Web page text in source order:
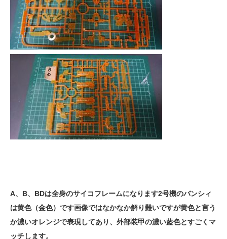
A、B、BDは全身のサイコフレームになります2号機のバンシィ
は黄色（金色）です画像ではなかなか解り難いですが黄色と言う
か濃いオレンジで表現してあり、外部装甲の濃い藍色とすごくマ
ッチします。